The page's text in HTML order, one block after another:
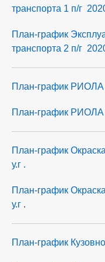
транспорта 1 п/г
План-график
транспорта 2 п/г
План-график РИОЛА
План-график РИОЛА
План-график
у.г .
План-график
у.г .
План-график